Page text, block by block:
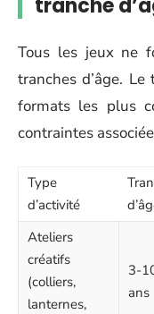
tranche
Tous les jeux ne
tranches d’âge.
formats les plus
contraintes
Type
d’activité
Ateliers
créatifs
(colliers,
lanternes,
3-
ans